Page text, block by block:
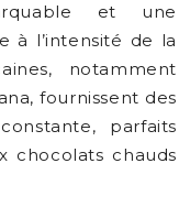
et une
à l’intensité de la
notamment
fournissent des
parfaits
chocolats chauds